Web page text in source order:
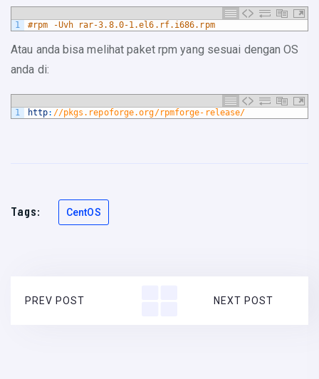
1 #rpm -Uvh rar-3.8.0-1.el6.rf.i686.rpm
Atau anda bisa melihat paket rpm yang sesuai dengan OS
anda di:
1 http: //pkgs.repoforge.org/rpmforge-release/
Tags: CentOS
PREV POST NEXT POST